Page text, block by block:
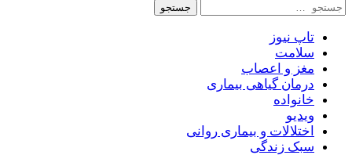
جستجو
تاپ نیوز
سلامت
مغز و اعصاب
درمان گیاهی بیماری
خانواده
ویدیو
اختلالات و بیماری روانی
سبک زندگی